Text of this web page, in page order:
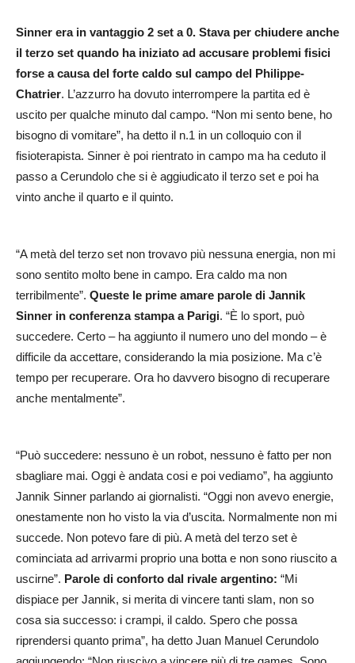
Sinner era in vantaggio 2 set a 0. Stava per chiudere anche
il terzo set quando ha iniziato ad accusare problemi fisici
forse a causa del forte caldo sul campo del Philippe-
Chatrier. L’azzurro ha dovuto interrompere la partita ed è
uscito per qualche minuto dal campo. “Non mi sento bene, ho
bisogno di vomitare”, ha detto il n.1 in un colloquio con il
fisioterapista. Sinner è poi rientrato in campo ma ha ceduto il
passo a Cerundolo che si è aggiudicato il terzo set e poi ha
vinto anche il quarto e il quinto.
“A metà del terzo set non trovavo più nessuna energia, non mi
sono sentito molto bene in campo. Era caldo ma non
terribilmente”. Queste le prime amare parole di Jannik
Sinner in conferenza stampa a Parigi. “È lo sport, può
succedere. Certo – ha aggiunto il numero uno del mondo – è
difficile da accettare, considerando la mia posizione. Ma c’è
tempo per recuperare. Ora ho davvero bisogno di recuperare
anche mentalmente”.
“Può succedere: nessuno è un robot, nessuno è fatto per non
sbagliare mai. Oggi è andata cosi e poi vediamo”, ha aggiunto
Jannik Sinner parlando ai giornalisti. “Oggi non avevo energie,
onestamente non ho visto la via d’uscita. Normalmente non mi
succede. Non potevo fare di più. A metà del terzo set è
cominciata ad arrivarmi proprio una botta e non sono riuscito a
uscirne”. Parole di conforto dal rivale argentino: “Mi
dispiace per Jannik, si merita di vincere tanti slam, non so
cosa sia successo: i crampi, il caldo. Spero che possa
riprendersi quanto prima”, ha detto Juan Manuel Cerundolo